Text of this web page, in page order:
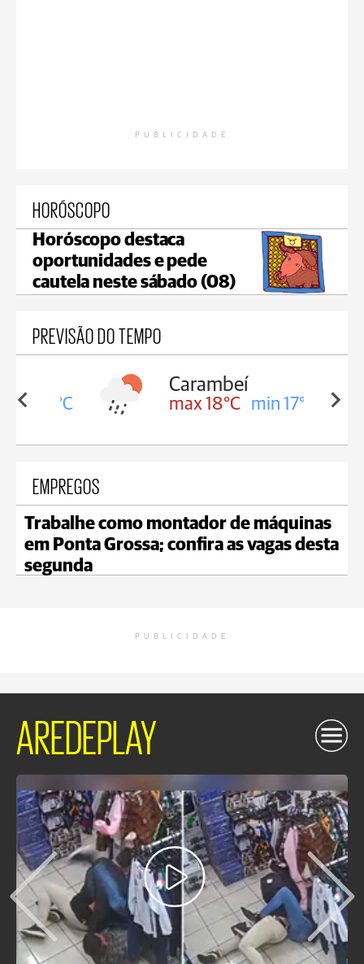
PUBLICIDADE
HORÓSCOPO
Horóscopo destaca
oportunidades e pede
cautela neste sábado (08)
PREVISÃO DO TEMPO
18°C
Carambeí
max 18°C min 17°C
EMPREGOS
Trabalhe como montador de máquinas
em Ponta Grossa; confira as vagas desta
segunda
PUBLICIDADE
AREDEPLAY